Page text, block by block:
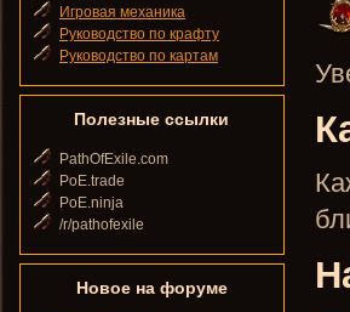
Игровая механика
Руководство по крафту
Руководство по картам
Полезные ссылки
PathOfExile.com
PoE.trade
PoE.ninja
/r/pathofexile
Новое на форуме